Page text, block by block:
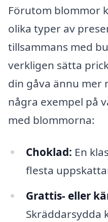
Förutom blommor
olika typer av
tillsammans med
verkligen sätta
din gåva ännu mer
några exempel på
med blommorna:
Choklad: En
flesta
Grattis- eller
Skräddarsydda